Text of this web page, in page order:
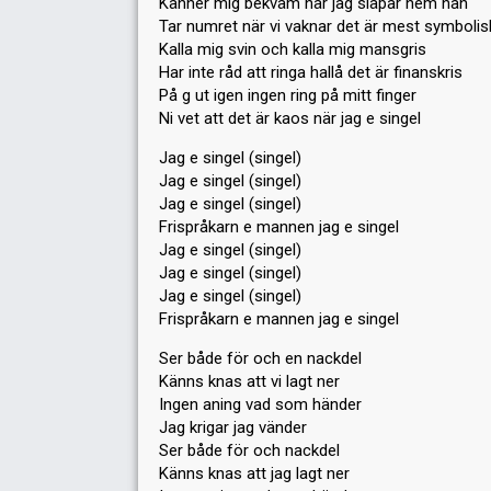
Tar numret när vi vaknar det är mest
Kalla mig svin och kalla mig mansgris
Har inte råd att ringa hallå det är finanskris
På g ut igen ingen ring på mitt finger
Ni vet att det är kaos när jag e singel
Jag e singel (singel)
Jag e singel (singel)
Jag e singel (singel)
Frispråkarn e mannen jag e singel
Jag e singel (singel)
Jag e singel (singel)
Jag e singel (singel)
Frispråkarn e mannen jag e singel
Ser både för och en nackdel
Känns knas att vi lagt ner
Ingen aning vad som händer
Jag krigar jag vänder
Ser både för och nackdel
Känns knas att jag lagt ner